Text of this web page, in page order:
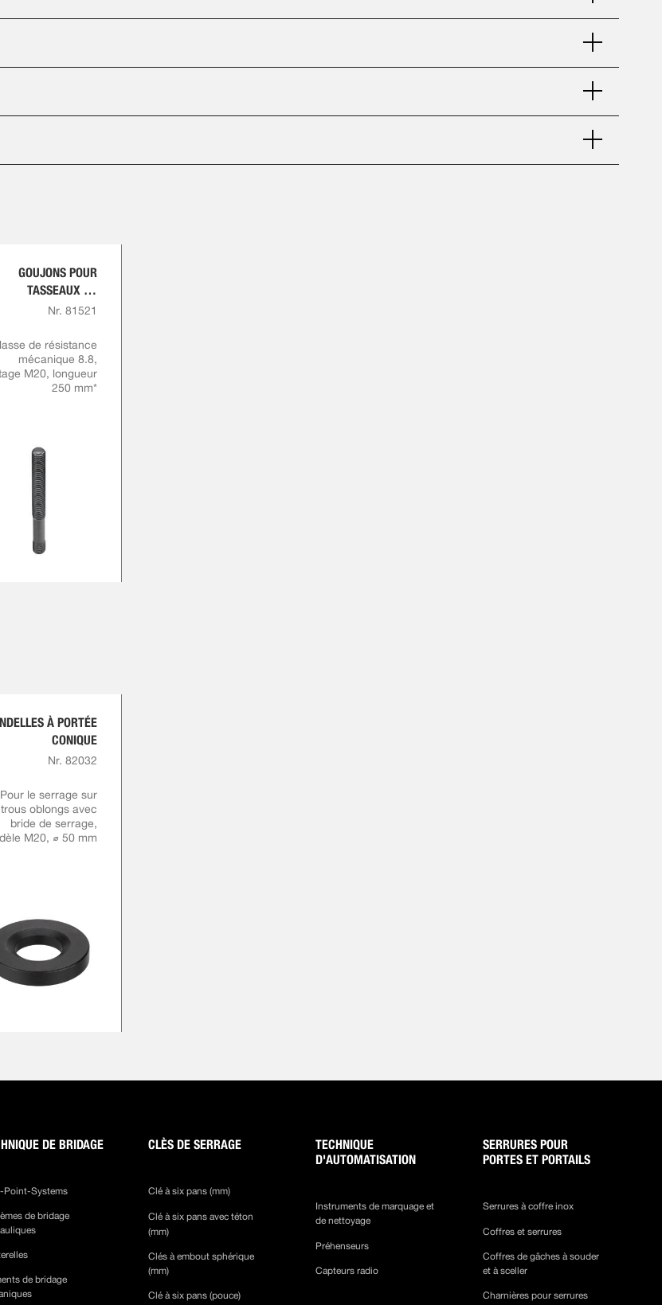
GOUJONS POUR
TASSEAUX DE
RAINURES EN T
Nr. 81521
de résistance
mécanique 8.8,
M20, longueur
250 mm*
À PORTÉE
CONIQUE
Nr. 82032
Pour le serrage sur
trous oblongs avec
bride de serrage,
M20, ⌀ 50 mm
DE BRIDAGE
Point-Systems
de bridage
de bridage
CLÈS DE SERRAGE
Clé à six pans (mm)
Clé à six pans avec téton
(mm)
Clés à embout sphérique
(mm)
Clé à six pans (pouce)
TECHNIQUE
D'AUTOMATISATION
Instruments de marquage et
de nettoyage
Préhenseurs
Capteurs radio
SERRURES POUR
PORTES ET PORTAILS
Serrures à coffre inox
Coffres et serrures
Coffres de gâches à souder
et à sceller
Charnières pour serrures